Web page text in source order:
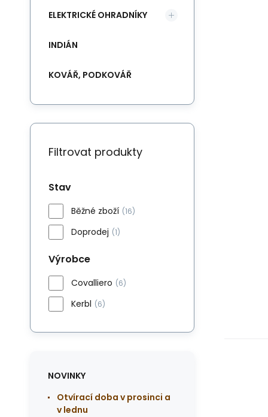
ELEKTRICKÉ OHRADNÍKY
INDIÁN
KOVÁŘ, PODKOVÁŘ
Filtrovat produkty
Stav
Běžné zboží (16)
Doprodej (1)
Výrobce
Covalliero (6)
Kerbl (6)
NOVINKY
Otvírací doba v prosinci a
v lednu